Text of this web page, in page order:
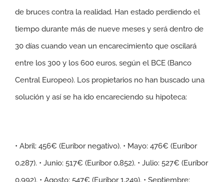
de bruces contra la realidad. Han estado perdiendo el
tiempo durante más de nueve meses y será dentro de
30 días cuando vean un encarecimiento que oscilará
entre los 300 y los 600 euros, según el BCE (Banco
Central Europeo). Los propietarios no han buscado una
solución y así se ha ido encareciendo su hipoteca:
• Abril: 456€ (Euríbor negativo). • Mayo: 476€ (Euríbor
0,287). • Junio: 517€ (Euríbor 0,852). • Julio: 527€ (Euríbor
0,992). • Agosto: 547€ (Euríbor 1,249). • Septiembre: